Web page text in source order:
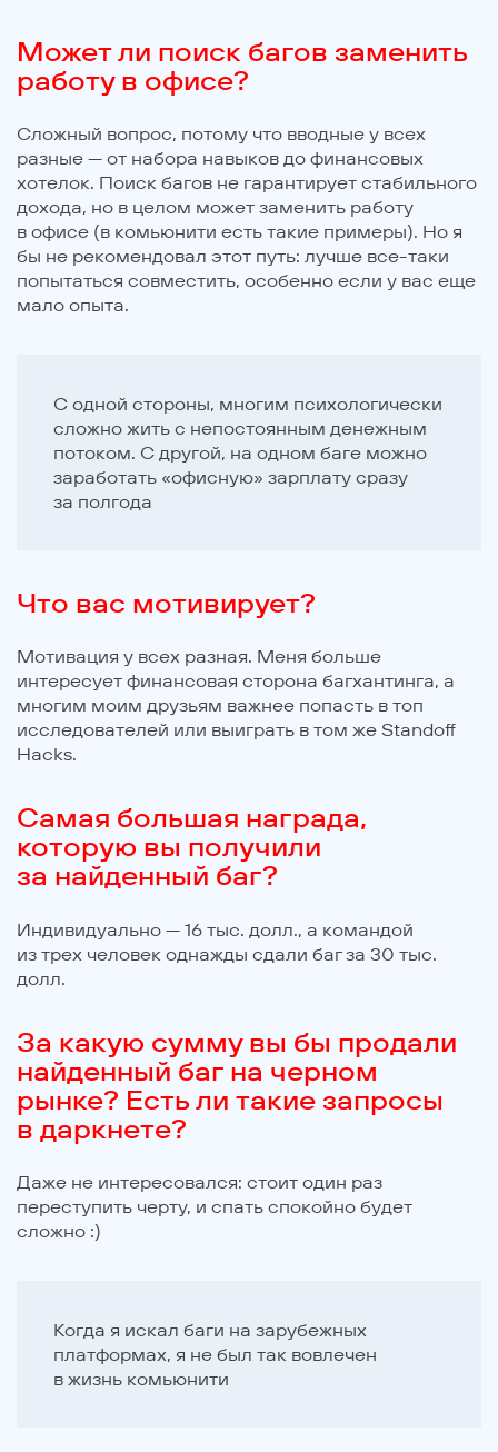
Может ли поиск багов заменить
работу в офисе?
Сложный вопрос, потому что вводные у всех
разные — от набора навыков до финансовых
хотелок. Поиск багов не гарантирует стабильного
дохода, но в целом может заменить работу
в офисе (в комьюнити есть такие примеры). Но я
бы не рекомендовал этот путь: лучше все-таки
попытаться совместить, особенно если у вас еще
мало опыта.
С одной стороны, многим психологически
сложно жить с непостоянным денежным
потоком. С другой, на одном баге можно
заработать «офисную» зарплату сразу
за полгода
Что вас мотивирует?
Мотивация у всех разная. Меня больше
интересует финансовая сторона багхантинга, а
многим моим друзьям важнее попасть в топ
исследователей или выиграть в том же Standoff
Hacks.
Самая большая награда,
которую вы получили
за найденный баг?
Индивидуально — 16 тыс. долл., а командой
из трех человек однажды сдали баг за 30 тыс.
долл.
За какую сумму вы бы продали
найденный баг на черном
рынке? Есть ли такие запросы
в даркнете?
Даже не интересовался: стоит один раз
переступить черту, и спать спокойно будет
сложно :)
Когда я искал баги на зарубежных
платформах, я не был так вовлечен
в жизнь комьюнити